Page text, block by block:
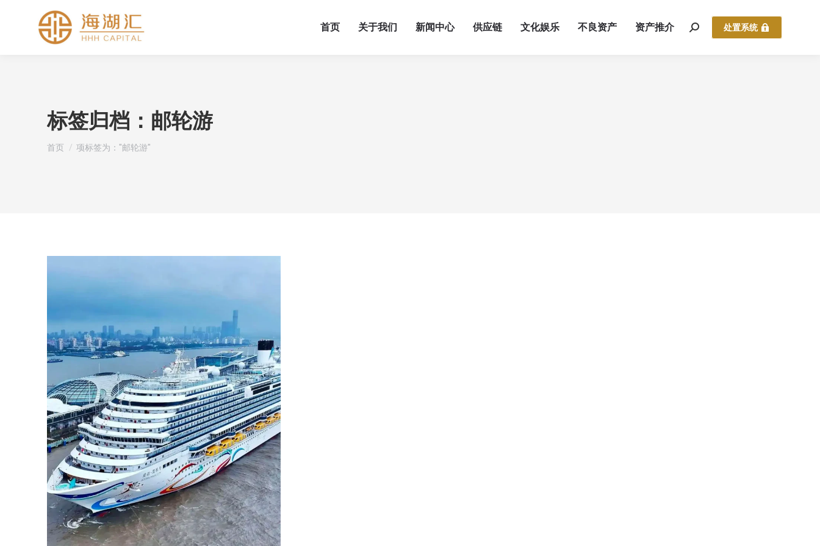
首页 关于我们 新闻中心 供应链 文化娱乐 不良资产 资产推介 处置系统
标签归档： 邮轮游
您在这里：
首页 项标签为："邮轮游"